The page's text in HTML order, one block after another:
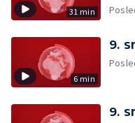
31 min
6 min
9.
9.